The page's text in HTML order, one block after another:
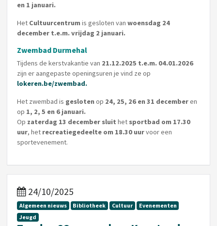
en 1 januari.
Het Cultuurcentrumis gesloten van woensdag 24
december t.e.m. vrijdag 2 januari.
Zwembad Durmehal
Tijdens de kerstvakantie van 21.12.2025 t.e.m. 04.01.2026
zijn er aangepaste openingsuren je vind ze op
lokeren.be/zwembad.
Het zwembad is geslotenop 24, 25, 26 en 31 decemberen
op 1, 2, 5 en 6 januari.
Op zaterdag 13 december sluit het sportbad om 17.30
uur, het recreatiegedeelte om 18.30 uurvoor een
sportevenement.
24/10/2025
Algemeen nieuws Bibliotheek Cultuur
Evenementen
Jeugd